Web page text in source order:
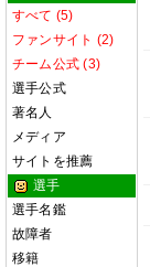
すべて (5)
ファンサイト (2)
チーム公式 (3)
選手公式
著名人
メディア
サイトを推薦
選手
選手名鑑
故障者
移籍